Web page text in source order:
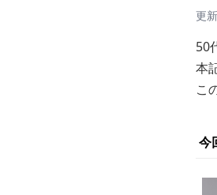
更
50
本
こ
今